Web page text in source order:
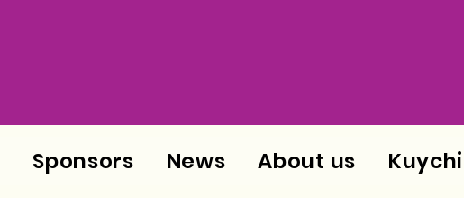
Sponsors News About us Kuychi